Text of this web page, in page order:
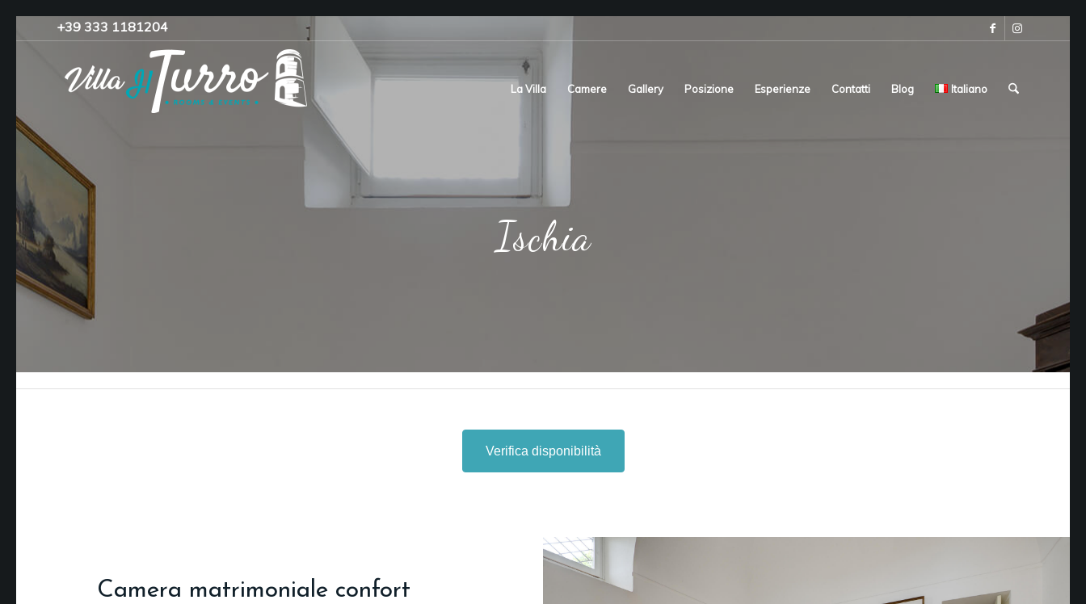
+39 333 1181204‬
La Villa Camere Gallery Posizione Esperienze Contatti Blog Italiano
Ischia
Verifica disponibilità
Camera matrimoniale confort